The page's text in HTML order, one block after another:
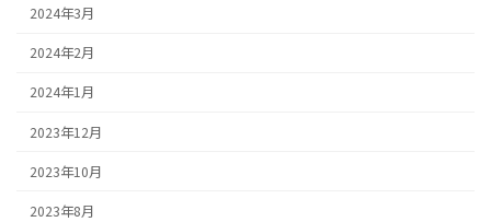
2024年3月
2024年2月
2024年1月
2023年12月
2023年10月
2023年8月